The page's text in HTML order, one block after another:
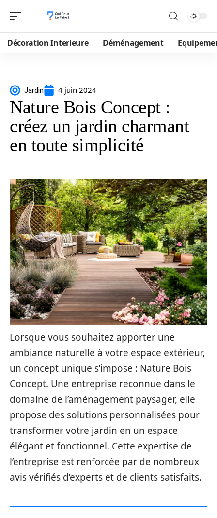
Décoration Interieure Déménagement
Jardin 4 juin 2024
Nature Bois Concept :
créez un jardin charmant
en toute simplicité
Lorsque vous souhaitez apporter une
ambiance naturelle à votre espace extérieur,
un concept unique s’impose : Nature Bois
Concept. Une entreprise reconnue dans le
domaine de l’aménagement paysager, elle
propose des solutions personnalisées pour
transformer votre jardin en un espace
élégant et fonctionnel. Cette expertise de
l’entreprise est renforcée par de nombreux
avis vérifiés d’experts et de clients satisfaits.